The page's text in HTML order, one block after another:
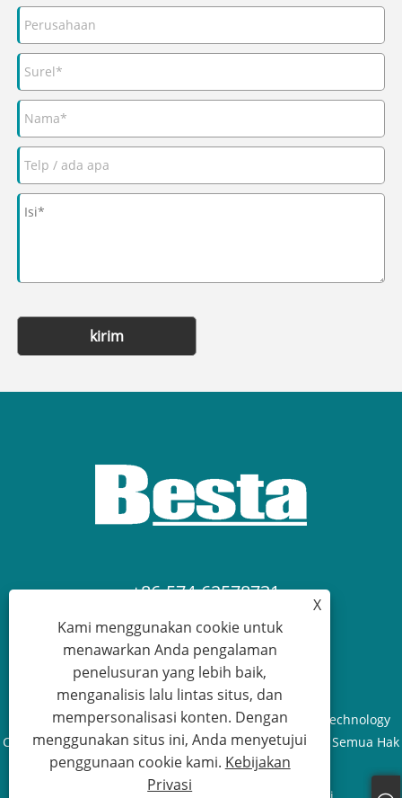
kirim
+86-574-62578731
devy@albestahk.com
Hak Cipta © 2022 Ningbo Ouding Building Material Technology
Co., Ltd. - Pipa PPR, Pemasangan PPR, Cetakan Injeksi - Semua Hak
Dilindungi Undang-Undang
X
Kami menggunakan cookie untuk
menawarkan Anda pengalaman
penelusuran yang lebih baik,
menganalisis lalu lintas situs, dan
mempersonalisasi konten. Dengan
menggunakan situs ini, Anda menyetujui
penggunaan cookie kami. Kebijakan
Privasi